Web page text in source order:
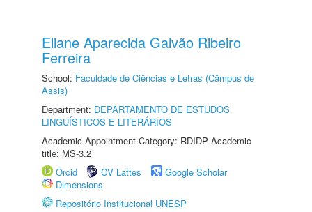
Eliane Aparecida Galvão Ribeiro
Ferreira
School: Faculdade de Ciências e Letras (Câmpus de
Assis)
Department: DEPARTAMENTO DE ESTUDOS
LINGUÍSTICOS E LITERÁRIOS
Academic Appointment Category: RDIDP Academic
title: MS-3.2
Orcid
CV Lattes
Google Scholar
Dimensions
Repositório Institucional UNESP